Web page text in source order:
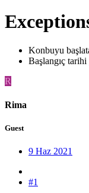
Konbuyu
Başlangıç tarihi
R
Rima
Guest
9 Haz 2021
#1